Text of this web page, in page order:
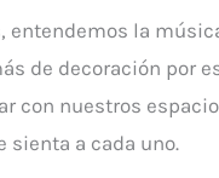
entendemos la
de decoración por
con nuestros
sienta a cada uno.